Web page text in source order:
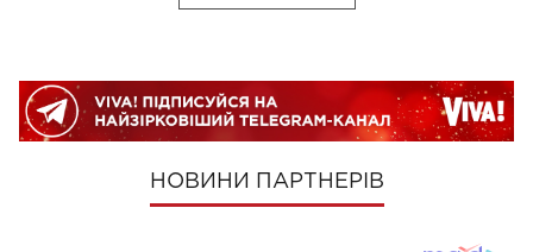
НОВИНИ ПАРТНЕРІВ